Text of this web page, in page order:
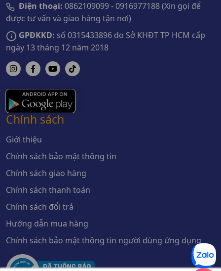
Điện thoại: 0862109099 - 0916977188 (Xin gọi để
được tư vấn và giao hàng tận nơi)
GPĐKKD: số 0315433896 do Sở KHĐT TP HCM cấp
ngày 13 tháng 12 năm 2018
Chính sách
Giới thiệu
Chính sách bảo mật thông tin
Chính sách giao hàng
Chính sách thanh toán
Chính sách đổi trả
Hướng dẫn mua hàng
Chính sách bảo mật thông tin người dùng ứng dụng